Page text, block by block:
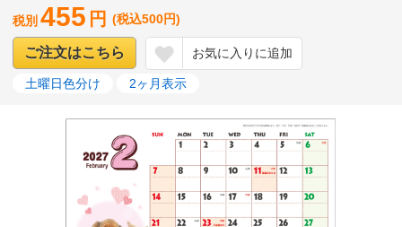
税別455 円 (税込500円)
ご注文はこちら お気に入りに追加
土曜日色分け 2ヶ月表示